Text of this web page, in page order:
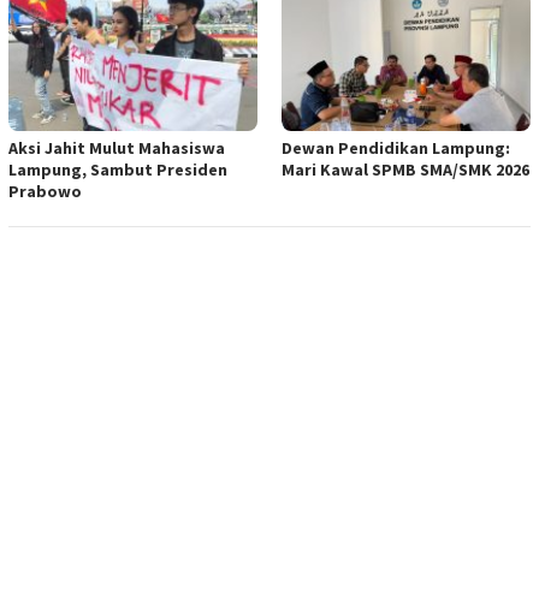
Aksi Jahit Mulut Mahasiswa
Lampung, Sambut Presiden
Prabowo
Dewan Pendidikan Lampung:
Mari Kawal SPMB SMA/SMK 2026